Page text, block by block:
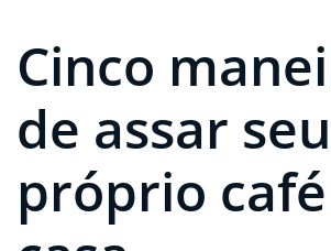
Cinco
de assar seu
próprio